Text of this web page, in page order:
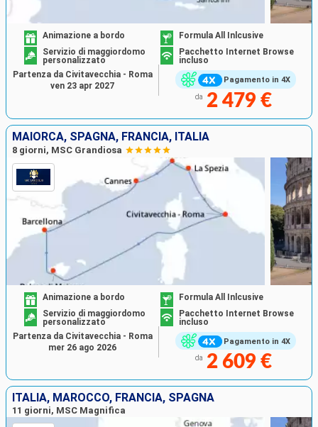
Pagamento in 4X
Animazione a bordo
Formula All Inlcusive
Servizio di maggiordomo
personalizzato
Pacchetto Internet Browse
incluso
da 2 479 €
Partenza da Civitavecchia - Roma
ven 23 apr 2027
MAIORCA, SPAGNA, FRANCIA, ITALIA
8 giorni, MSC Grandiosa
Pagamento in 4X
Animazione a bordo
Formula All Inlcusive
Servizio di maggiordomo
personalizzato
Pacchetto Internet Browse
incluso
da 2 609 €
Partenza da Civitavecchia - Roma
mer 26 ago 2026
ITALIA, MAROCCO, FRANCIA, SPAGNA
11 giorni, MSC Magnifica